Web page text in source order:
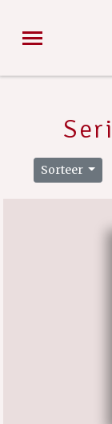
Sorteer